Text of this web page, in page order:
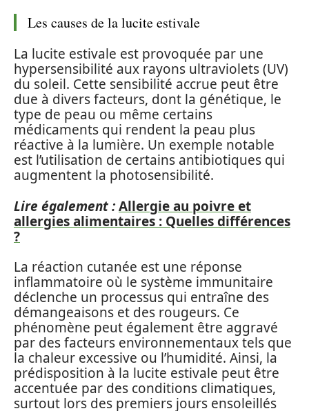
Les causes de la lucite estivale
La lucite estivale est provoquée par une
hypersensibilité aux rayons ultraviolets (UV)
du soleil. Cette sensibilité accrue peut être
due à divers facteurs, dont la génétique, le
type de peau ou même certains
médicaments qui rendent la peau plus
réactive à la lumière. Un exemple notable
est l’utilisation de certains antibiotiques qui
augmentent la photosensibilité.
Lire également :Allergie au poivre et
allergies alimentaires : Quelles différences
?
La réaction cutanée est une réponse
inflammatoire où le système immunitaire
déclenche un processus qui entraîne des
démangeaisons et des rougeurs. Ce
phénomène peut également être aggravé
par des facteurs environnementaux tels que
la chaleur excessive ou l’humidité. Ainsi, la
prédisposition à la lucite estivale peut être
accentuée par des conditions climatiques,
surtout lors des premiers jours ensoleillés